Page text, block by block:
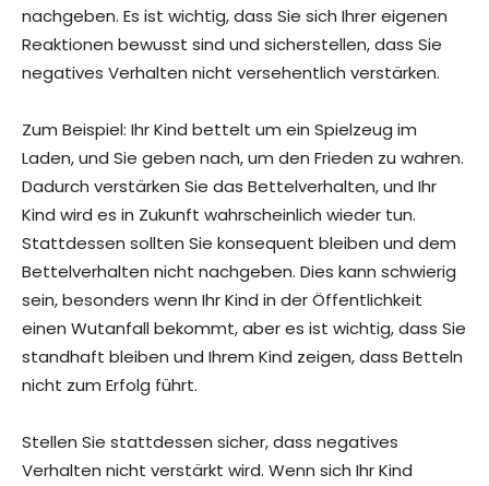
nachgeben. Es ist wichtig, dass Sie sich Ihrer eigenen
Reaktionen bewusst sind und sicherstellen, dass Sie
negatives Verhalten nicht versehentlich verstärken.
Zum Beispiel: Ihr Kind bettelt um ein Spielzeug im
Laden, und Sie geben nach, um den Frieden zu wahren.
Dadurch verstärken Sie das Bettelverhalten, und Ihr
Kind wird es in Zukunft wahrscheinlich wieder tun.
Stattdessen sollten Sie konsequent bleiben und dem
Bettelverhalten nicht nachgeben. Dies kann schwierig
sein, besonders wenn Ihr Kind in der Öffentlichkeit
einen Wutanfall bekommt, aber es ist wichtig, dass Sie
standhaft bleiben und Ihrem Kind zeigen, dass Betteln
nicht zum Erfolg führt.
Stellen Sie stattdessen sicher, dass negatives
Verhalten nicht verstärkt wird. Wenn sich Ihr Kind